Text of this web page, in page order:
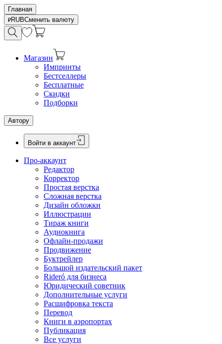
Главная
RUBСменить валюту
Магазин
Импринты
Бестселлеры
Бесплатные
Скидки
Подборки
Автору
Войти в аккаунт
Про-аккаунт
Редактор
Корректор
Простая верстка
Сложная верстка
Дизайн обложки
Иллюстрации
Тираж книги
Аудиокнига
Офлайн-продажи
Продвижение
Буктрейлер
Большой издательский пакет
Rideró для бизнеса
Юридический советник
Дополнительные услуги
Расшифровка текста
Перевод
Книги в аэропортах
Публикация
Все услуги